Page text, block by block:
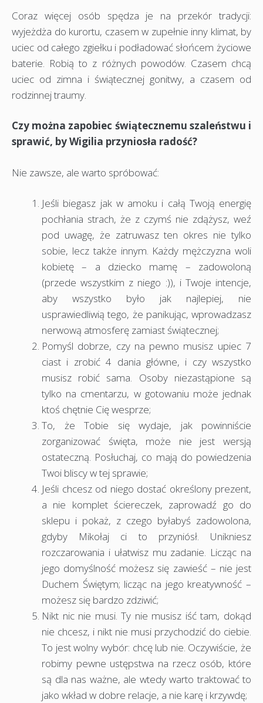
Coraz więcej osób spędza je na przekór tradycji:
wyjeżdża do kurortu, czasem w zupełnie inny klimat, by
uciec od całego zgiełku i podładować słońcem życiowe
baterie. Robią to z różnych powodów. Czasem chcą
uciec od zimna i świątecznej gonitwy, a czasem od
rodzinnej traumy.
Czy można zapobiec świątecznemu szaleństwu i
sprawić, by Wigilia przyniosła radość?
Nie zawsze, ale warto spróbować:
Jeśli biegasz jak w amoku i całą Twoją energię
pochłania strach, że z czymś nie zdążysz, weź
pod uwagę, że zatruwasz ten okres nie tylko
sobie, lecz także innym. Każdy mężczyzna woli
kobietę – a dziecko mamę – zadowoloną
(przede wszystkim z niego :)), i Twoje intencje,
aby wszystko było jak najlepiej, nie
usprawiedliwią tego, że panikując, wprowadzasz
nerwową atmosferę zamiast świątecznej;
Pomyśl dobrze, czy na pewno musisz upiec 7
ciast i zrobić 4 dania główne, i czy wszystko
musisz robić sama. Osoby niezastąpione są
tylko na cmentarzu, w gotowaniu może jednak
ktoś chętnie Cię wesprze;
To, że Tobie się wydaje, jak powinniście
zorganizować święta, może nie jest wersją
ostateczną. Posłuchaj, co mają do powiedzenia
Twoi bliscy w tej sprawie;
Jeśli chcesz od niego dostać określony prezent,
a nie komplet ściereczek, zaprowadź go do
sklepu i pokaż, z czego byłabyś zadowolona,
gdyby Mikołaj ci to przyniósł. Unikniesz
rozczarowania i ułatwisz mu zadanie. Licząc na
jego domyślność możesz się zawieść – nie jest
Duchem Świętym; licząc na jego kreatywność –
możesz się bardzo zdziwić;
Nikt nic nie musi. Ty nie musisz iść tam, dokąd
nie chcesz, i nikt nie musi przychodzić do ciebie.
To jest wolny wybór: chcę lub nie. Oczywiście, że
robimy pewne ustępstwa na rzecz osób, które
są dla nas ważne, ale wtedy warto traktować to
jako wkład w dobre relacje, a nie karę i krzywdę;